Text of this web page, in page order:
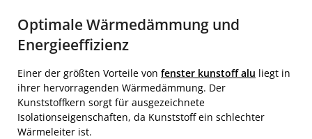
Optimale Wärmedämmung und
Energieeffizienz
Einer der größten Vorteile von fenster kunstoff alu liegt in
ihrer hervorragenden Wärmedämmung. Der
Kunststoffkern sorgt für ausgezeichnete
Isolationseigenschaften, da Kunststoff ein schlechter
Wärmeleiter ist.